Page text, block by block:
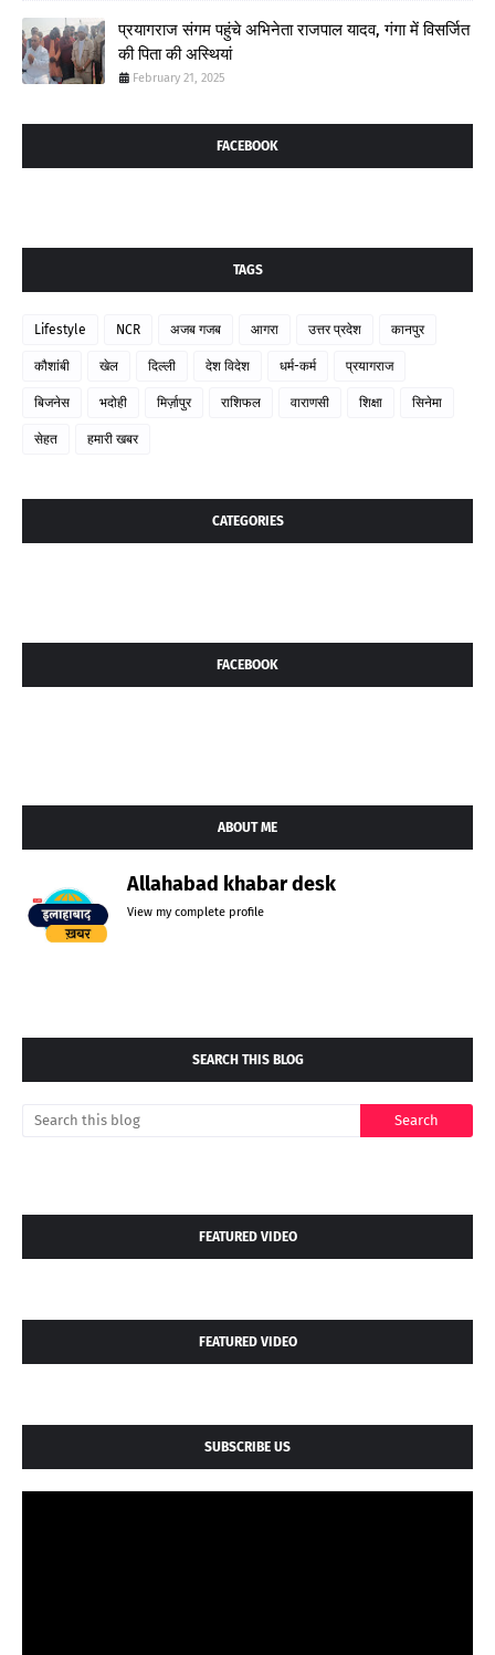
प्रयागराज संगम पहुंचे अभिनेता राजपाल यादव, गंगा में विसर्जित
की पिता की अस्थियां
February 21, 2025
FACEBOOK
TAGS
Lifestyle NCR अजब गजब आगरा उत्तर प्रदेश कानपुर
कौशांबी खेल दिल्ली देश विदेश धर्म-कर्म प्रयागराज
बिजनेस भदोही मिर्ज़ापुर राशिफल वाराणसी शिक्षा सिनेमा
सेहत हमारी खबर
CATEGORIES
FACEBOOK
ABOUT ME
Allahabad khabar desk
View my complete profile
SEARCH THIS BLOG
FEATURED VIDEO
FEATURED VIDEO
SUBSCRIBE US